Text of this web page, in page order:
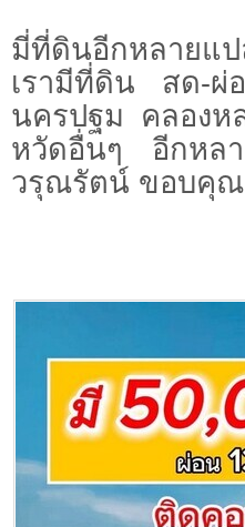
มี่ที่ดินอีกหลายแป
เรามีที่ดิน สด-
นครปฐม คลองห
หวัดอื่นๆ อีกหล
วรุณรัตน์ ขอบคุณ